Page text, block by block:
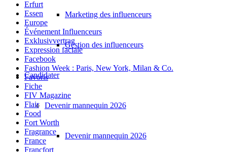
Marketing des influenceurs
Gestion des influenceurs
Candidater
Devenir mannequin 2026
Devenir mannequin 2026
Erfurt
Essen
Europe
Événement Influenceurs
Exklusivvertrag
Expression faciale
Facebook
Fashion Week : Paris, New York, Milan & Co.
Favoris
Fiche
FIV Magazine
Flair
Food
Fort Worth
Fragrance
France
Francfort